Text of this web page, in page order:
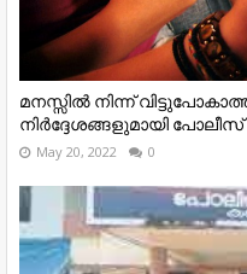
മനസ്സിൽ നിന്ന്
നിർദ്ദേശങ്ങളുമായി പോലീസ്
May 20, 2022 0